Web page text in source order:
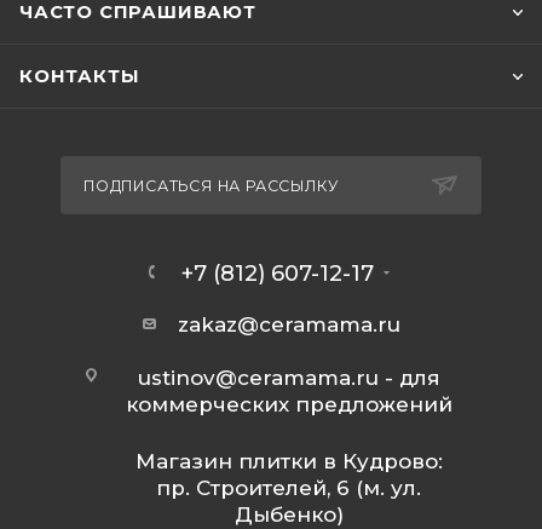
ЧАСТО СПРАШИВАЮТ
КОНТАКТЫ
ПОДПИСАТЬСЯ НА РАССЫЛКУ
+7 (812) 607-12-17
zakaz@ceramama.ru
ustinov@ceramama.ru - для
коммерческих предложений
Магазин плитки в Кудрово:
пр. Строителей, 6 (м. ул.
Дыбенко)